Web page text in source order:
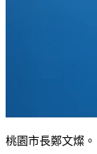
桃園市長鄭文燦